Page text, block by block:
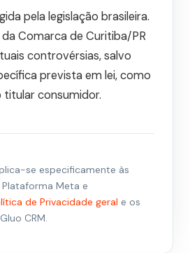
pela legislação brasileira.
Comarca de Curitiba/PR
controvérsias, salvo
prevista em lei, como
consumidor.
se especificamente às
Meta e
de Privacidade geral e os
CRM.